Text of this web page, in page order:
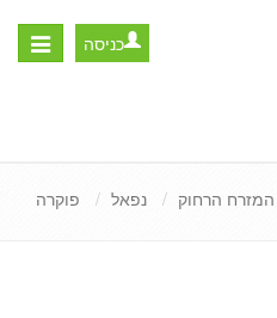
Toggle
כניסה
המזרח הרחוק נפאל פוקרה